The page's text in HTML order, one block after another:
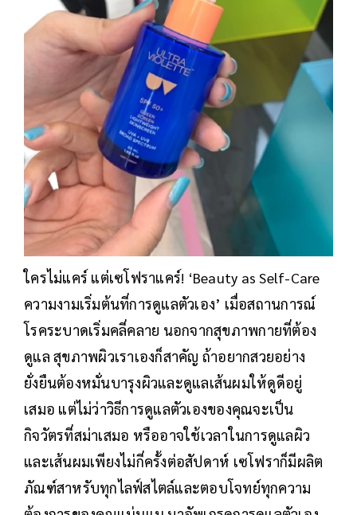
ใครไม่แคร์ แต่เซโฟราแคร์! ‘Beauty as Self-Care
ความงามเริ่มต้นที่การดูแลตัวเอง’ เมื่อสถานการณ์
โรคระบาดเริ่มคลี่คลาย นอกจากสุขภาพกายที่ต้อง
ดูแล สุขภาพผิวเราเองก็สาคัญ ถ้าอยากสวยอย่าง
ยั่งยืนต้องหมั่นบารุงผิวและดูแลเส้นผมให้ดูดีอยู่
เสมอ แต่ไม่ว่าวิธีการดูแลตัวเองของคุณจะเป็น
กิจวัตรที่สม่าเสมอ หรืออาจใช้เวลาในการดูแลผิว
และเส้นผมเพียงไม่กี่ครั้งต่อสัปดาห์ เซโฟราก็มีผลิต
ภัณฑ์สาหรับทุกไลฟ์สไตล์และตอบโจทย์ทุกความ